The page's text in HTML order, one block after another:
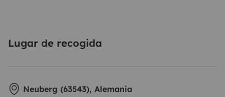
Lugar de recogida
Neuberg (63543), Alemania